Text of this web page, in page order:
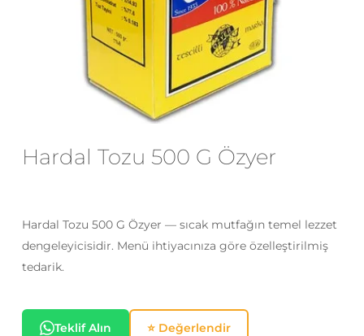
Hardal Tozu 500 G Özyer
Hardal Tozu 500 G Özyer — sıcak mutfağın temel lezzet
dengeleyicisidir. Menü ihtiyacınıza göre özelleştirilmiş
tedarik.
Teklif Alın ⭐ Değerlendir
E-posta
Daha sonraki yorumlarımda
kullanılması için adım, e-posta adresim
kaydedilsin.